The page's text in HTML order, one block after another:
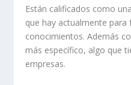
Están calificados como
que hay actualmente
conocimientos. Además
más específico, algo que
empresas.